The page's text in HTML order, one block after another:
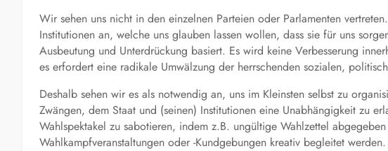
Wir sehen uns nicht in den einzelnen Parteien oder Parlamenten
Institutionen an, welche uns glauben lassen wollen, dass sie für uns
Ausbeutung und Unterdrückung basiert. Es wird keine Verbesserung
es erfordert eine radikale Umwälzung der herrschenden sozialen,
Deshalb sehen wir es als notwendig an, uns im Kleinsten selbst zu
Zwängen, dem Staat und (seinen) Institutionen eine Unabhängigkeit zu
Wahlspektakel zu sabotieren, indem z.B. ungültige Wahlzettel
Wahlkampfveranstaltungen oder -Kundgebungen kreativ begleitet werden.